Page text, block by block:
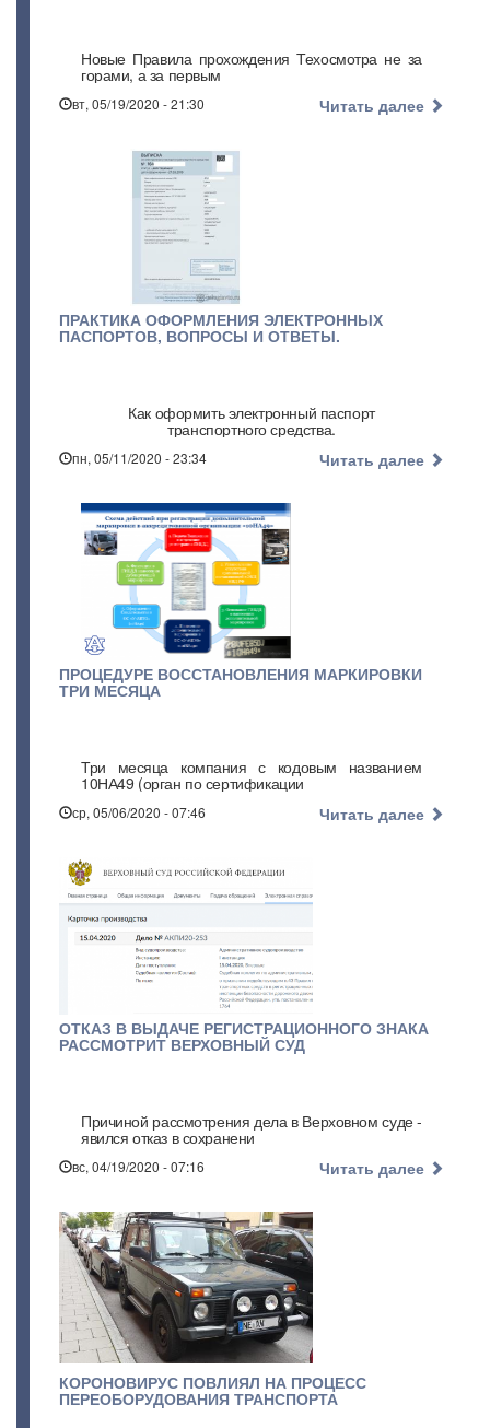
Новые Правила прохождения Техосмотра не за
горами, а за первым
вт, 05/19/2020 - 21:30 Читать далее
ПРАКТИКА ОФОРМЛЕНИЯ ЭЛЕКТРОННЫХ
ПАСПОРТОВ, ВОПРОСЫ И ОТВЕТЫ.
Как оформить электронный паспорт
транспортного средства.
пн, 05/11/2020 - 23:34 Читать далее
ПРОЦЕДУРЕ ВОССТАНОВЛЕНИЯ МАРКИРОВКИ
ТРИ МЕСЯЦА
Три месяца компания с кодовым названием
10НА49 (орган по сертификации
ср, 05/06/2020 - 07:46 Читать далее
ОТКАЗ В ВЫДАЧЕ РЕГИСТРАЦИОННОГО ЗНАКА
РАССМОТРИТ ВЕРХОВНЫЙ СУД
Причиной рассмотрения дела в Верховном суде -
явился отказ в сохранени
вс, 04/19/2020 - 07:16 Читать далее
КОРОНОВИРУС ПОВЛИЯЛ НА ПРОЦЕСС
ПЕРЕОБОРУДОВАНИЯ ТРАНСПОРТА